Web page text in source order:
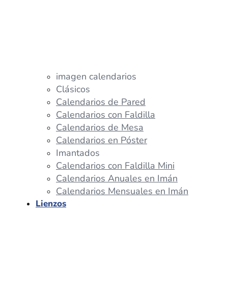
imagen calendarios
Clásicos
Calendarios de Pared
Calendarios con Faldilla
Calendarios de Mesa
Calendarios en Póster
Imantados
Calendarios con Faldilla Mini
Calendarios Anuales en Imán
Calendarios Mensuales en Imán
Lienzos